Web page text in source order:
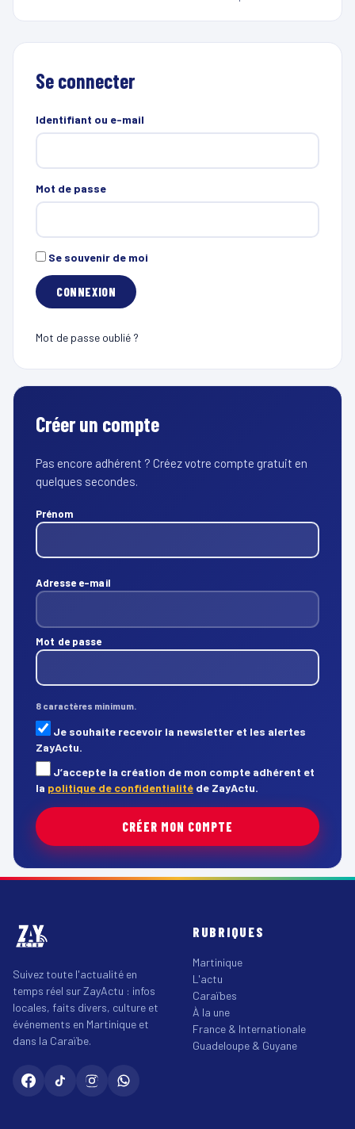
Se connecter
Identifiant ou e-mail
Mot de passe
Se souvenir de moi
Mot de passe oublié ?
Créer un compte
Pas encore adhérent ? Créez votre compte gratuit en
quelques secondes.
Prénom
Adresse e-mail
Mot de passe
8 caractères minimum.
Je souhaite recevoir la newsletter et les alertes
ZayActu.
J’accepte la création de mon compte adhérent et
la politique de confidentialité de ZayActu.
CRÉER MON COMPTE
Suivez toute l'actualité en
temps réel sur ZayActu : infos
locales, faits divers, culture et
événements en Martinique et
dans la Caraïbe.
RUBRIQUES
Martinique
L'actu
Caraïbes
À la une
France & Internationale
Guadeloupe & Guyane